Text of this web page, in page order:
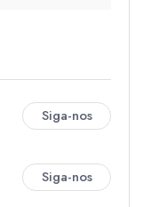
Siga-nos
Siga-nos